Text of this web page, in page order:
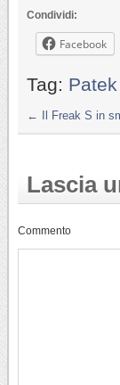
Condividi:
Facebook
Tag:
← Il Freak S in
Lascia
Commento